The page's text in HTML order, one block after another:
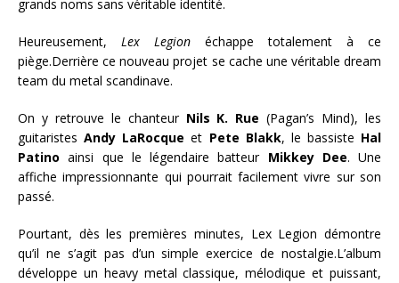
grands noms sans véritable identité.
Heureusement, Lex Legion échappe totalement à ce
piège.Derrière ce nouveau projet se cache une véritable dream
team du metal scandinave.
On y retrouve le chanteur Nils K. Rue (Pagan’s Mind), les
guitaristesAndy LaRocque et Pete Blakk, le bassiste Hal
Patino ainsi que le légendaire batteur Mikkey Dee. Une
affiche impressionnante qui pourrait facilement vivre sur son
passé.
Pourtant, dès les premières minutes, Lex Legion démontre
qu’il ne s’agit pas d’un simple exercice de nostalgie.L’album
développe un heavy metal classique, mélodique et puissant,